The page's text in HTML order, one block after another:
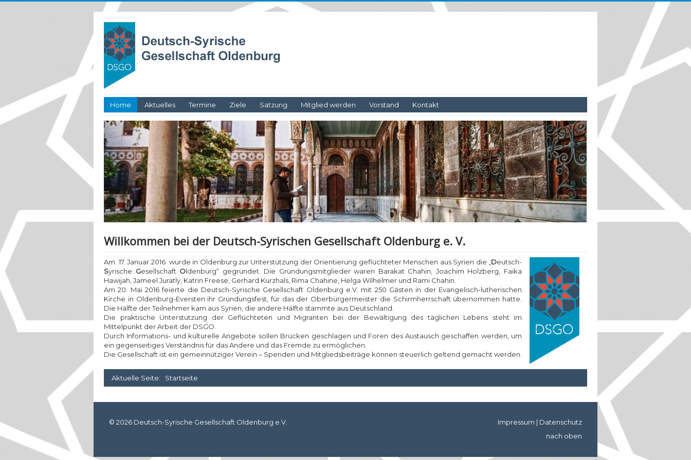
Home Aktuelles Termine Ziele Satzung Mitglied werden Vorstand Kontakt
Willkommen bei der Deutsch-Syrischen Gesellschaft Oldenburg e. V.
Am 17. Januar 2016 wurde in Oldenburg zur Unterstützung der Orientierung geflüchteter Menschen aus Syrien die „ Deutsch-
Syrische Gesellschaft Oldenburg“ gegründet. Die Gründungsmitglieder waren Barakat Chahin, Joachim Holzberg, Faika
Hawijah, Jameel Juratly, Katrin Freese, Gerhard Kurzhals, Rima Chahine, Helga Wilhelmer und Rami Chahin.
Am 20. Mai 2016 feierte die Deutsch-Syrische Gesellschaft Oldenburg e.V. mit 250 Gästen in der Evangelisch-lutherischen
Kirche in Oldenburg-Eversten ihr Gründungsfest, für das der Oberbürgermeister die Schirmherrschaft übernommen hatte.
Die Hälfte der Teilnehmer kam aus Syrien, die andere Hälfte stammte aus Deutschland.
Die praktische Unterstützung der Geflüchteten und Migranten bei der Bewältigung des täglichen Lebens steht im
Mittelpunkt der Arbeit der DSGO.
Durch Informations- und kulturelle Angebote sollen Brücken geschlagen und Foren des Austausch geschaffen werden, um
ein gegenseitiges Verständnis für das Andere und das Fremde zu ermöglichen.
Die Gesellschaft ist ein gemeinnütziger Verein – Spenden und Mitgliedsbeiträge können steuerlich geltend gemacht werden.
Aktuelle Seite: Startseite
Impressum | Datenschutz
© 2026 Deutsch-Syrische Gesellschaft Oldenburg e.V.
nach oben